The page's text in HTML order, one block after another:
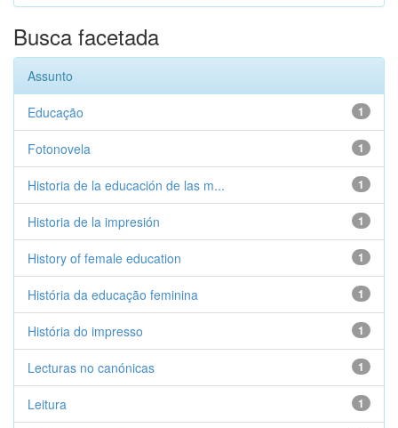
Busca facetada
Assunto
1
Educação
1
Fotonovela
1
Historia de la educación de las m...
1
Historia de la impresión
1
History of female education
1
História da educação feminina
1
História do impresso
1
Lecturas no canónicas
1
Leitura